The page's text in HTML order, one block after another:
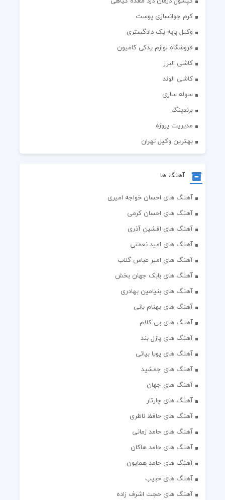
کرم جوانسازی پوست
وکیل پایه یک دادگستری
فروشگاه لوازم یدکی کامیون
کاشی البرز
کاشی الوند
سوله سازی
برندینگ
مدیریت پروژه
بهترین وکیل تهران
آهنگ ها
آهنگ های احسان خواجه امیری
آهنگ های احسان کرمی
آهنگ های افشین آذری
آهنگ های امید نعمتی
آهنگ های امیر عباس گلاب
آهنگ های بابک جهان بخش
آهنگ های بنیامین بهادری
آهنگ های بهنام بانی
آهنگ های بی کلام
آهنگ های پازل بند
آهنگ های پویا بیاتی
آهنگ های جمشید
آهنگ های جهان
آهنگ های چارتار
آهنگ های حافظ ناظری
آهنگ های حامد زمانی
آهنگ های حامد هاکان
آهنگ های حامد همایون
آهنگ های حبیب
آهنگ های حجت اشرف زاده